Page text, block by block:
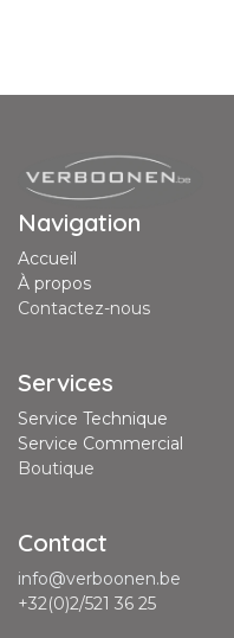
Navigation
Accueil
À propos
Contactez-nous
Services
Service Technique
Service Commercial
Boutique
Contact
info@verboonen.be
+32(0)2/521 36 25